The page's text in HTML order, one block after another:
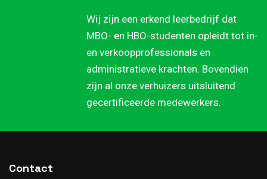
Wij zijn een erkend leerbedrijf dat
MBO- en HBO-studenten opleidt tot in-
en verkoopprofessionals en
administratieve krachten. Bovendien
zijn al onze verhuizers uitsluitend
gecertificeerde medewerkers.
Contact